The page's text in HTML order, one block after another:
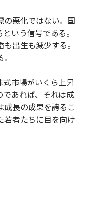
の悪化ではない。国
いう信号である。
出生も減少する。
式市場がいくら上昇
であれば、それは成
成長の成果を誇るこ
若者たちに目を向け